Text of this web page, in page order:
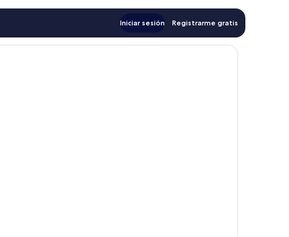
Iniciar sesión Registrarme gratis